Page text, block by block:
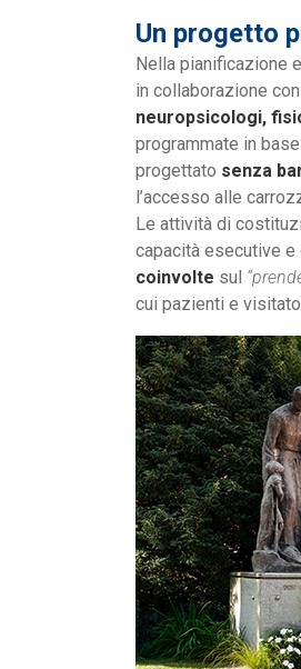
Un progetto
Nella pianificazione
in collaborazione
neuropsicologi,
programmate in
progettato senza
l’accesso alle
Le attività di
capacità esecutive
coinvolte sul
cui pazienti e